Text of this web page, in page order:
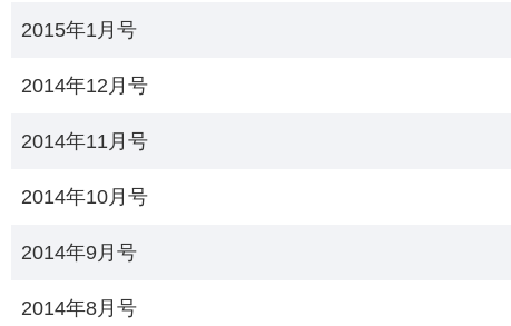
2015年1月号
2014年12月号
2014年11月号
2014年10月号
2014年9月号
2014年8月号